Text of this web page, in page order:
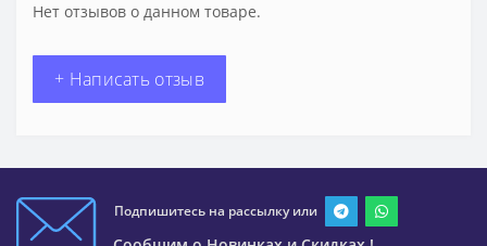
Нет отзывов о данном товаре.
+ Написать отзыв
Подпишитесь на рассылку или